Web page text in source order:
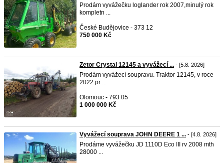
Prodám vyvážečku loglander rok 2007,minulý rok
kompletn ...
České Budějovice - 373 12
750 000 Kč
Zetor Crystal 12145 a vyvážecí ... - [5.8. 2026]
Prodám vyvážecí soupravu. Traktor 12145, v roce
2022 pr ...
Olomouc - 793 05
1 000 000 Kč
Vyvážecí souprava JOHN DEERE 1 ... - [4.8. 2026]
Prodáme vyvážečku JD 1110D Eco III rv 2008 mth
28000 ...